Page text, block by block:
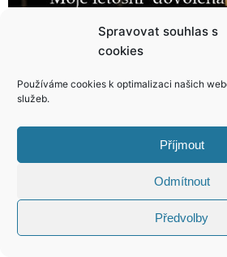
Spravovat souhlas s
cookies
Používáme cookies k optimalizaci našich
služeb.
Příjmout
Odmítnout
Předvolby
Lenka Vacvalová: Každý rok má po svém boku jiného chlapa!
KONTAKT
Copyright © 2026 VIP
Reserved